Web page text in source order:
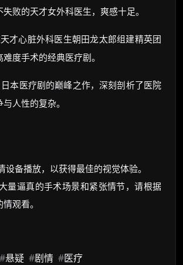
败的天才女外科医生，爽感十足。
才心脏外科医生朝田龙太郎组建精英团
度手术的经典医疗剧。
日本医疗剧的巅峰之作，深刻剖析了医院
人性的复杂。
备播放，以获得最佳的视觉体验。
量逼真的手术场景和紧张情节，请根据
观看。
#悬疑 #剧情 #医疗